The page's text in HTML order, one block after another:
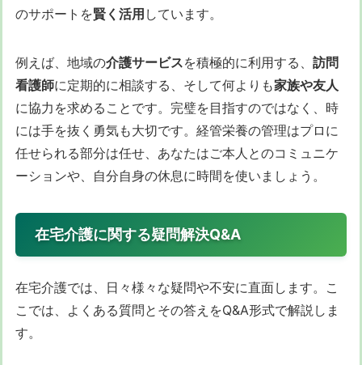
のサポートを賢く活用 しています。
例えば、地域の介護サービスを積極的に利用する、 訪問
看護師に定期的に相談する、そして何よりも家族や友人
に協力を求めることです。完璧を目指すのではなく、時
には手を抜く勇気も大切です。経管栄養の管理はプロに
任せられる部分は任せ、あなたはご本人とのコミュニケ
ーションや、自分自身の休息に時間を使いましょう。
在宅介護に関する疑問解決Q&A
在宅介護では、日々様々な疑問や不安に直面します。こ
こでは、よくある質問とその答えをQ&A形式で解説しま
す。